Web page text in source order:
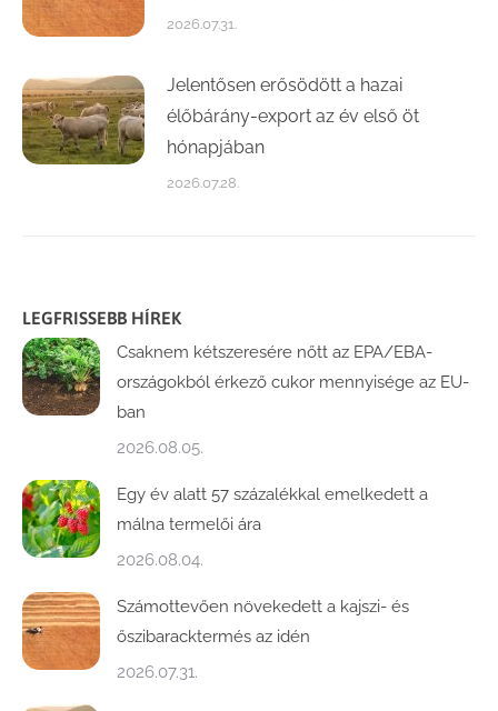
2026.07.31.
Jelentősen erősödött a hazai
élőbárány-export az év első öt
hónapjában
2026.07.28.
LEGFRISSEBB HÍREK
Csaknem kétszeresére nőtt az EPA/EBA-
országokból érkező cukor mennyisége az EU-
ban
2026.08.05.
Egy év alatt 57 százalékkal emelkedett a
málna termelői ára
2026.08.04.
Számottevően növekedett a kajszi- és
őszibaracktermés az idén
2026.07.31.